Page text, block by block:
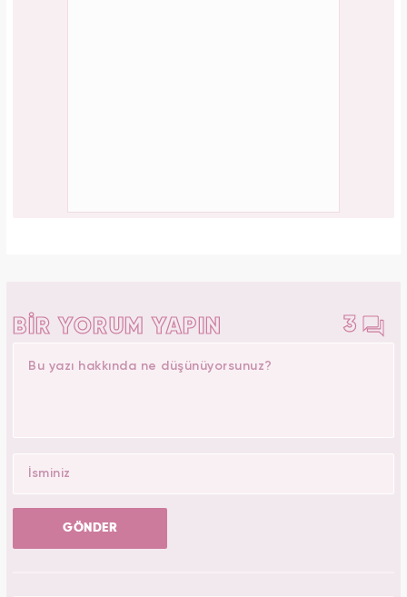
BİR YORUM YAPIN 3
GÖNDER